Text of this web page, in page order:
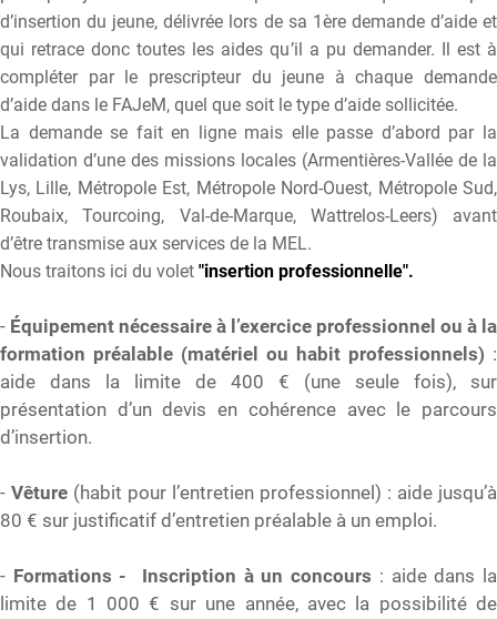
d’insertion du jeune, délivrée lors de sa 1ère demande d’aide et
qui retrace donc toutes les aides qu’il a pu demander. Il est à
compléter par le prescripteur du jeune à chaque demande
d’aide dans le FAJeM, quel que soit le type d’aide sollicitée.
La demande se fait en ligne mais elle passe d’abord par la
validation d’une des missions locales (Armentières-Vallée de la
Lys, Lille, Métropole Est, Métropole Nord-Ouest, Métropole Sud,
Roubaix, Tourcoing, Val-de-Marque, Wattrelos-Leers) avant
d’être transmise aux services de la MEL.
Nous traitons ici du volet "insertion professionnelle".
- Équipement nécessaire à l’exercice professionnel ou à la
formation préalable (matériel ou habit professionnels) :
aide dans la limite de 400 € (une seule fois), sur
présentation d’un devis en cohérence avec le parcours
d’insertion.
- Vêture (habit pour l’entretien professionnel) : aide jusqu’à
80 € sur justificatif d’entretien préalable à un emploi.
- Formations - Inscription à un concours : aide dans la
limite de 1 000 € sur une année, avec la possibilité de